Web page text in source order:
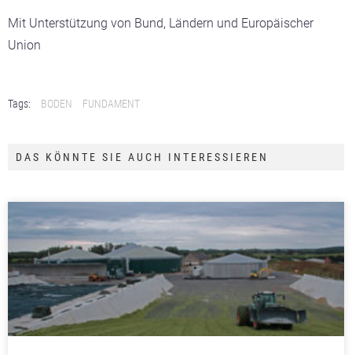
Mit Unterstützung von Bund, Ländern und Europäischer
Union
Tags: BODEN FUNDAMENT
DAS KÖNNTE SIE AUCH INTERESSIEREN